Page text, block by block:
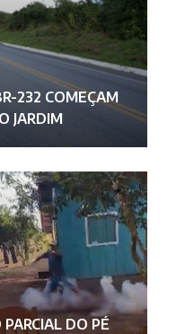
232 COMEÇAM
JARDIM
DO PÉ